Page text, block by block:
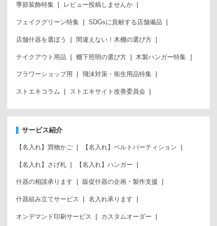
季節装飾特集 レビュー投稿しませんか
フェイクグリーン特集 SDGsに貢献する店舗備品
店舗什器を選ぼう 間違えない！木棚の選び方
テイクアウト用品 棚下照明の選び方 木製ハンガー特集
フラワーショップ用 飛沫対策・衛生用品特集
ストエキコラム ストエキサイト改善委員会
サービス紹介
【名入れ】買物かご 【名入れ】ベルトパーティション
【名入れ】さげ札 【名入れ】ハンガー
什器の相談承ります 販促什器の企画・製作支援
什器組み立てサービス 名入れ承ります
オンデマンド印刷サービス カスタムオーダー